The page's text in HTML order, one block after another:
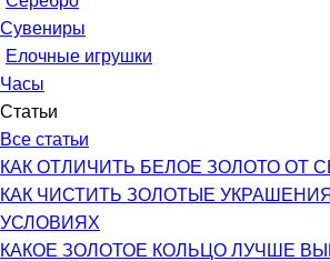
Сувениры
Елочные игрушки
Часы
Статьи
Все статьи
КАК ОТЛИЧИТЬ БЕЛОЕ ЗОЛОТО ОТ
КАК ЧИСТИТЬ ЗОЛОТЫЕ
УСЛОВИЯХ
КАКОЕ ЗОЛОТОЕ КОЛЬЦО ЛУЧШЕ